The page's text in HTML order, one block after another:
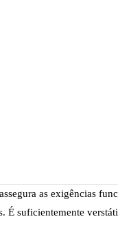
as exigências
É suficientemente